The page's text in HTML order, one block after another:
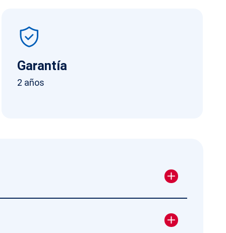
Garantía
2 años